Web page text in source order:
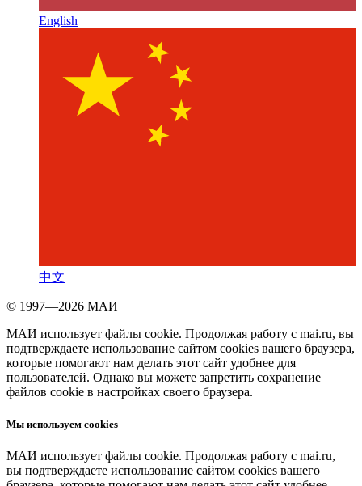
English
中文
© 1997—2026 МАИ
МАИ использует файлы cookie. Продолжая работу с mai.ru, вы
подтверждаете использование сайтом cookies вашего браузера,
которые помогают нам делать этот сайт удобнее для
пользователей. Однако вы можете запретить сохранение
файлов cookie в настройках своего браузера.
Мы используем cookies
МАИ использует файлы cookie. Продолжая работу с mai.ru,
вы подтверждаете использование сайтом cookies вашего